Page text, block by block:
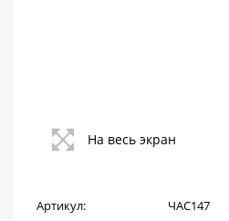
На весь экран
Артикул: ЧАС147